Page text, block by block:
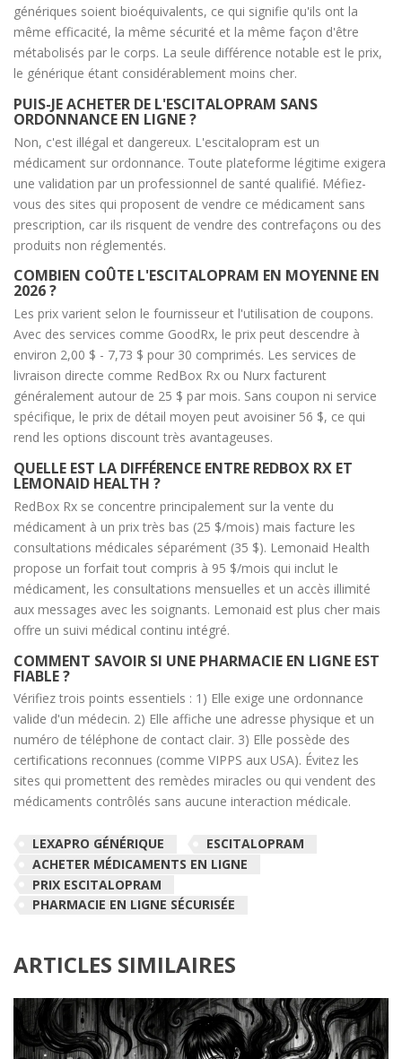
génériques soient bioéquivalents, ce qui signifie qu'ils ont la
même efficacité, la même sécurité et la même façon d'être
métabolisés par le corps. La seule différence notable est le prix,
le générique étant considérablement moins cher.
PUIS-JE ACHETER DE L'ESCITALOPRAM SANS
ORDONNANCE EN LIGNE ?
Non, c'est illégal et dangereux. L'escitalopram est un
médicament sur ordonnance. Toute plateforme légitime exigera
une validation par un professionnel de santé qualifié. Méfiez-
vous des sites qui proposent de vendre ce médicament sans
prescription, car ils risquent de vendre des contrefaçons ou des
produits non réglementés.
COMBIEN COÛTE L'ESCITALOPRAM EN MOYENNE EN
2026 ?
Les prix varient selon le fournisseur et l'utilisation de coupons.
Avec des services comme GoodRx, le prix peut descendre à
environ 2,00 $ - 7,73 $ pour 30 comprimés. Les services de
livraison directe comme RedBox Rx ou Nurx facturent
généralement autour de 25 $ par mois. Sans coupon ni service
spécifique, le prix de détail moyen peut avoisiner 56 $, ce qui
rend les options discount très avantageuses.
QUELLE EST LA DIFFÉRENCE ENTRE REDBOX RX ET
LEMONAID HEALTH ?
RedBox Rx se concentre principalement sur la vente du
médicament à un prix très bas (25 $/mois) mais facture les
consultations médicales séparément (35 $). Lemonaid Health
propose un forfait tout compris à 95 $/mois qui inclut le
médicament, les consultations mensuelles et un accès illimité
aux messages avec les soignants. Lemonaid est plus cher mais
offre un suivi médical continu intégré.
COMMENT SAVOIR SI UNE PHARMACIE EN LIGNE EST
FIABLE ?
Vérifiez trois points essentiels : 1) Elle exige une ordonnance
valide d'un médecin. 2) Elle affiche une adresse physique et un
numéro de téléphone de contact clair. 3) Elle possède des
certifications reconnues (comme VIPPS aux USA). Évitez les
sites qui promettent des remèdes miracles ou qui vendent des
médicaments contrôlés sans aucune interaction médicale.
LEXAPRO GÉNÉRIQUE
ESCITALOPRAM
ACHETER MÉDICAMENTS EN LIGNE
PRIX ESCITALOPRAM
PHARMACIE EN LIGNE SÉCURISÉE
ARTICLES SIMILAIRES